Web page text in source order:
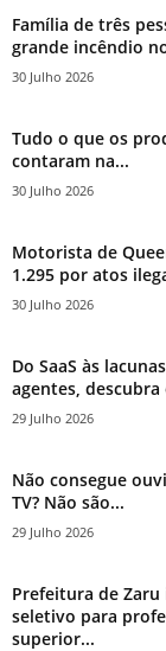
Família de três
grande incêndio
30 Julho 2026
Tudo o que os
contaram na...
30 Julho 2026
Motorista de
1.295 por atos
30 Julho 2026
Do SaaS às
agentes,
29 Julho 2026
Não consegue
TV? Não são...
29 Julho 2026
Prefeitura de
seletivo para
superior...